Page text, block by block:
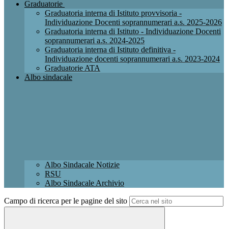
Graduatorie
Graduatoria interna di Istituto provvisoria -
Individuazione Docenti soprannumerari a.s. 2025-2026
Graduatoria interna di Istituto - Individuazione Docenti
soprannumerari a.s. 2024-2025
Graduatoria interna di Istituto definitiva -
Individuazione docenti soprannumerari a.s. 2023-2024
Graduatorie ATA
Albo sindacale
Albo Sindacale Notizie
RSU
Albo Sindacale Archivio
Campo di ricerca per le pagine del sito